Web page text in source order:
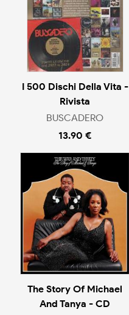
I 500 Dischi Della Vita -
Rivista
BUSCADERO
13.90 €
The Story Of Michael
And Tanya - CD